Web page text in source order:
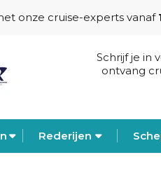
onze cruise-experts vanaf
Schrijf je in
ontvang
Rederijen